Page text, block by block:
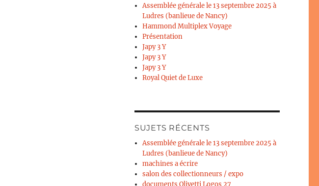
Assemblée générale le 13 septembre 2025 à
Ludres (banlieue de Nancy)
Hammond Multiplex Voyage
Présentation
Japy 3 Y
Japy 3 Y
Japy 3 Y
Royal Quiet de Luxe
SUJETS RÉCENTS
Assemblée générale le 13 septembre 2025 à
Ludres (banlieue de Nancy)
machines a écrire
salon des collectionneurs / expo
documents Olivetti Logos 27